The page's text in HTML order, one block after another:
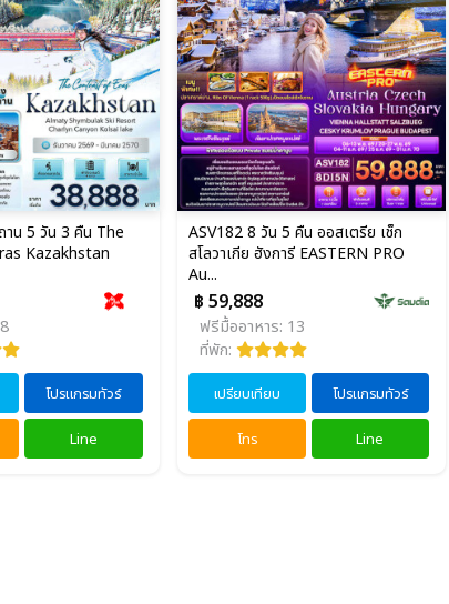
าน 5 วัน 3 คืน The
Kazakhstan
โปรแกรมทัวร์
Line
ASV182 8 วัน 5 คืน ออสเตรีย เช็ก
สโลวาเกีย ฮังการี EASTERN PRO
Au...
฿ 59,888
ฟรีมื้ออาหาร: 13
ที่พัก:
เปรียบเทียบ โปรแกรมทัวร์
โทร Line